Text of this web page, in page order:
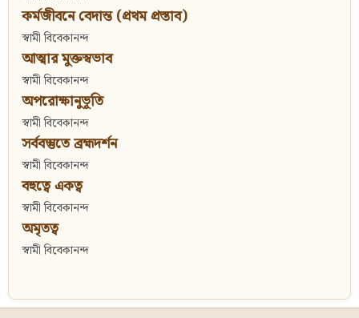
কর্মজীবনে বেদান্ত (প্রথম প্রস্তাব)
স্বামী বিবেকানন্দ
আত্মার মুক্তস্বভাব
স্বামী বিবেকানন্দ
অপরোক্ষানুভূতি
স্বামী বিবেকানন্দ
সর্ববস্তুতে ব্রহ্মদর্শন
স্বামী বিবেকানন্দ
বহুত্বে একত্ব
স্বামী বিবেকানন্দ
অমৃতত্ব
স্বামী বিবেকানন্দ